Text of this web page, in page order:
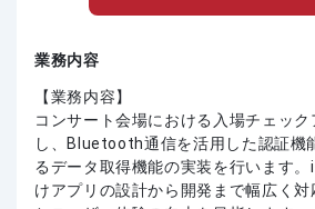
業務内容
【業務内容】
コンサート会場における入場チェッ
し、Bluetooth通信を活用した認証機
るデータ取得機能の実装を行います
けアプリの設計から開発まで幅広く